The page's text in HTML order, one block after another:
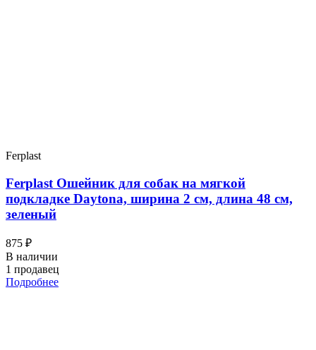
Ferplast
Ferplast Ошейник для собак на мягкой
подкладке Daytona, ширина 2 см, длина 48 см,
зеленый
875 ₽
В наличии
1 продавец
Подробнее